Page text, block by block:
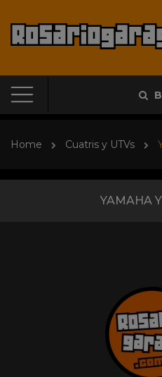
Home Cuatris y UTVs
YAMAHA